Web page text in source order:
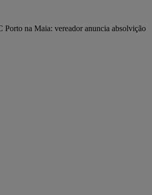
Porto na Maia: vereador anuncia absolvição